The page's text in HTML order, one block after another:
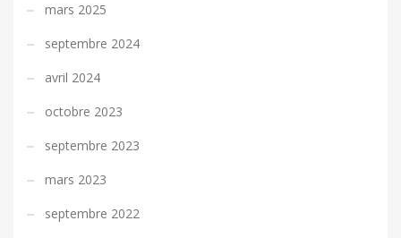
mars 2025
septembre 2024
avril 2024
octobre 2023
septembre 2023
mars 2023
septembre 2022